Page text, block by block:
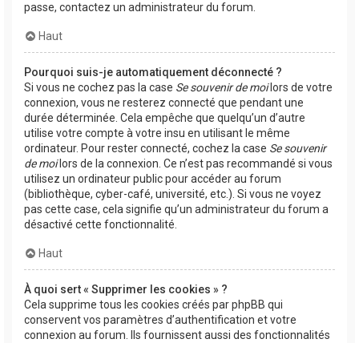
passe, contactez un administrateur du forum.
Haut
Pourquoi suis-je automatiquement déconnecté ?
Si vous ne cochez pas la case Se souvenir de moilors de votre
connexion, vous ne resterez connecté que pendant une
durée déterminée. Cela empêche que quelqu’un d’autre
utilise votre compte à votre insu en utilisant le même
ordinateur. Pour rester connecté, cochez la case Se souvenir
de moilors de la connexion. Ce n’est pas recommandé si vous
utilisez un ordinateur public pour accéder au forum
(bibliothèque, cyber-café, université, etc.). Si vous ne voyez
pas cette case, cela signifie qu’un administrateur du forum a
désactivé cette fonctionnalité.
Haut
À quoi sert « Supprimer les cookies » ?
Cela supprime tous les cookies créés par phpBB qui
conservent vos paramètres d’authentification et votre
connexion au forum. Ils fournissent aussi des fonctionnalités